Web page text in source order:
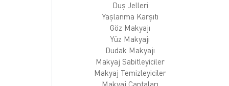
Duş Jelleri
Yaşlanma Karşıtı
Göz Makyajı
Yüz Makyajı
Dudak Makyajı
Makyaj Sabitleyiciler
Makyaj Temizleyiciler
Makyaj Çantaları